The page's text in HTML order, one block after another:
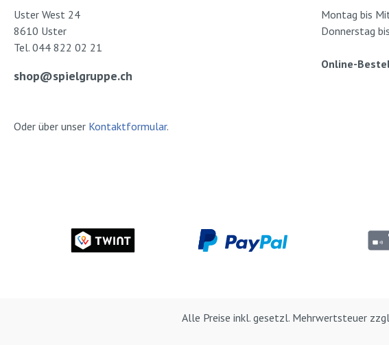
Uster West 24
8610 Uster
Tel. 044 822 02 21
shop@spielgruppe.ch
Oder über unser Kontaktformular.
Montag bis
Donnerstag
Online-
Alle Preise inkl. gesetzl. Mehrwertsteuer